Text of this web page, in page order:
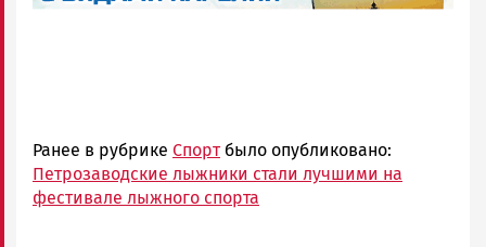
Ранее в рубрике Спортбыло опубликовано:
Петрозаводские лыжники стали лучшими на
фестивале лыжного спорта